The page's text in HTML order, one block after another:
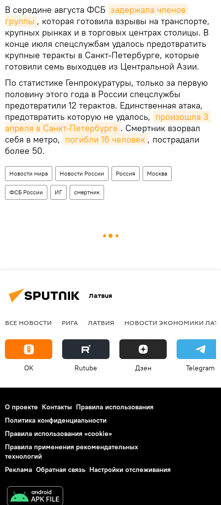
В середине августа ФСБ задержала членов
группы , которая готовила взрывы на транспорте,
крупных рынках и в торговых центрах столицы. В
конце июля спецслужбам удалось предотвратить
крупные теракты в Санкт-Петербурге, которые
готовили семь выходцев из Центральной Азии.
По статистике Генпрокуратуры, только за первую
половину этого года в России спецслужбы
предотвратили 12 терактов. Единственная атака,
предотвратить которую не удалось, произошла 3
апреля в Санкт-Петербурге . Смертник взорвал
себя в метро, погибли 16 человек , пострадали
более 50.
Новости мира Новости России Россия Москва
ФСБ России ИГ смертник
Латвия
ВСЕ НОВОСТИ РИГА ЛАТВИЯ НОВОСТИ ЭКОНОМИКИ
OK Rutube Дзен Telegram
О проекте Контакты Правила использования
Политика конфиденциальности
Правила использования «cookie»
Правила применения рекомендательных
технологий
Реклама Обратная связь Настройки отслеживания